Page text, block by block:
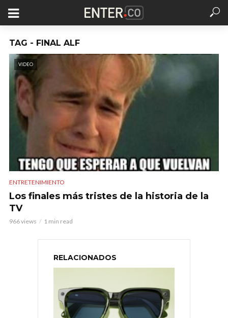
TAG - FINAL ALF
VIDEO
ENTRETENIMIENTO
Los finales más tristes de la historia de la
TV
966 views 1 min read
RELACIONADOS